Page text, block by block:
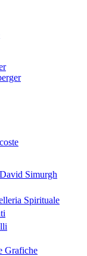
Simurgh
Spirituale
Grafiche